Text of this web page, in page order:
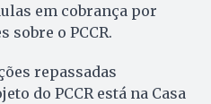
em cobrança por
sobre o PCCR.
repassadas
do PCCR está na Casa